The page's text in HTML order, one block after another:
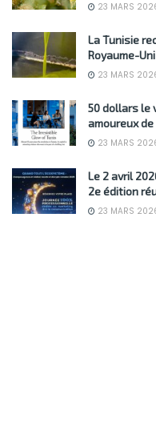
23 MARS
La Tunisie
Royaume-
23 MARS
50 dollars le
amoureux
23 MARS
Le 2 avril
2e édition
23 MARS